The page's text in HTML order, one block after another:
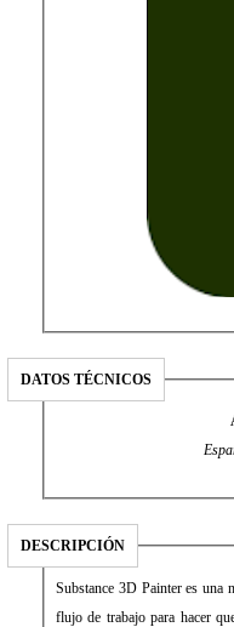
DATOS TÉCNICOS
DESCRIPCIÓN
Substance 3D Painter es una
flujo de trabajo para hacer